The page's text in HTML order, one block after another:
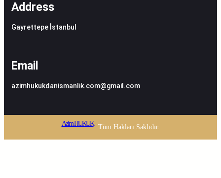
Address
Gayrettepe İstanbul
Email
azimhukukdanismanlik.com@gmail.com
Azim HUKUK· Tüm Hakları Saklıdır.